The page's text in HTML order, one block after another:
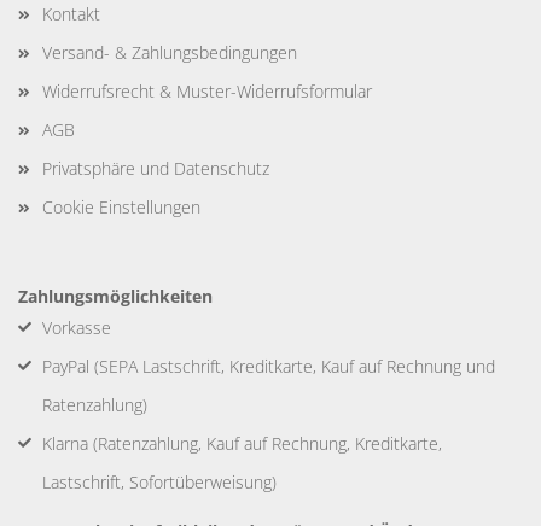
Kontakt
Versand- & Zahlungsbedingungen
Widerrufsrecht & Muster-Widerrufsformular
AGB
Privatsphäre und Datenschutz
Cookie Einstellungen
Zahlungsmöglichkeiten
Vorkasse
PayPal (SEPA Lastschrift, Kreditkarte, Kauf auf Rechnung und
Ratenzahlung)
Klarna (Ratenzahlung, Kauf auf Rechnung, Kreditkarte,
Lastschrift, Sofortüberweisung)